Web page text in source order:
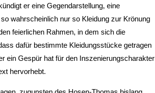
er eine Gegendarstellung, eine
wahrscheinlich nur so Kleidung zur Krönung
feierlichen Rahmen, in dem sich die
dafür bestimmte Kleidungsstücke getragen
ein Gespür hat für den Inszenierungscharakter
hervorhebt.